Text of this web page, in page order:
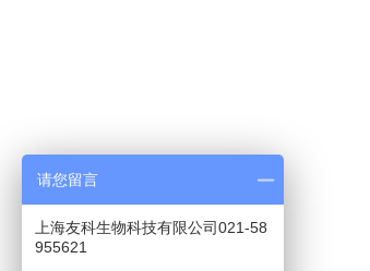
请您留言
上海友科生物科技有限公司021-58
955621